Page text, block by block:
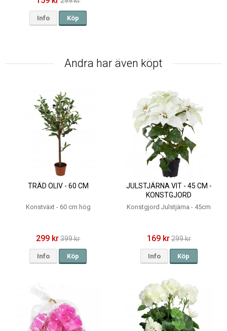
Info Köp
Andra har även köpt
TRÄD OLIV - 60 CM
Konstväxt - 60 cm hög
299 kr 399 kr
Info Köp
JULSTJÄRNA VIT - 45 CM -
KONSTGJORD
Konstgjord Julstjärna - 45cm
169 kr299 kr
Info Köp